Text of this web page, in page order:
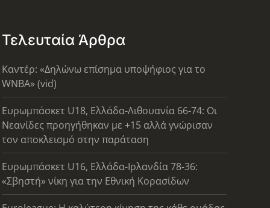
Τελευταία Άρθρα
Καντέρ: «Δηλώνω επίσημα υποψήφιος για το
WNBA» (vid)
Ευρωμπάσκετ U18, Ελλάδα-Λιθουανία 66-74: Οι
Νεανίδες προηγήθηκαν με +15 αλλά γνώρισαν
τον αποκλεισμό στην παράταση
Ευρωμπάσκετ U16, Ελλάδα-Ιρλανδία 78-36:
«Σβηστή» νίκη για την Εθνική Κορασίδων